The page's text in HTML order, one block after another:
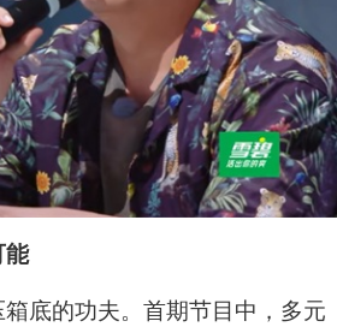
能
底的功夫。首期节目中，多元